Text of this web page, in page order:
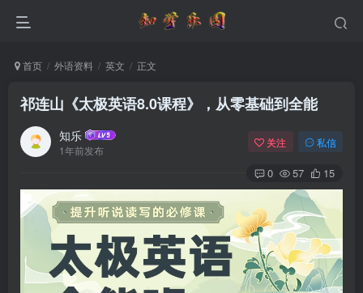
首页 外语资料 英文 正文
祁连山《太极英语8.0课程》，从零基础到全能
知乐
1年前发布
关注 私信
0 57 15